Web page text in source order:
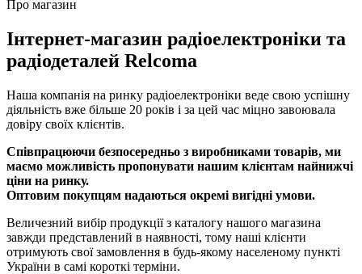
Про магазин
Інтернет-магазин радіоелектроніки та
радіодеталей Relcoma
Наша компанія на ринку радіоелектроніки веде свою успішну
діяльність вже більше 20 років і за цей час міцно завоювала
довіру своїх клієнтів.
Співпрацюючи безпосередньо з виробниками товарів, ми
маємо можливість пропонувати нашим клієнтам найнижчі
ціни на ринку.
Оптовим покупцям надаються окремі вигідні умови.
Величезний вибір продукції з каталогу нашого магазина
завжди представлений в наявності, тому наші клієнти
отримують свої замовлення в будь-якому населеному пункті
України в самі короткі терміни.